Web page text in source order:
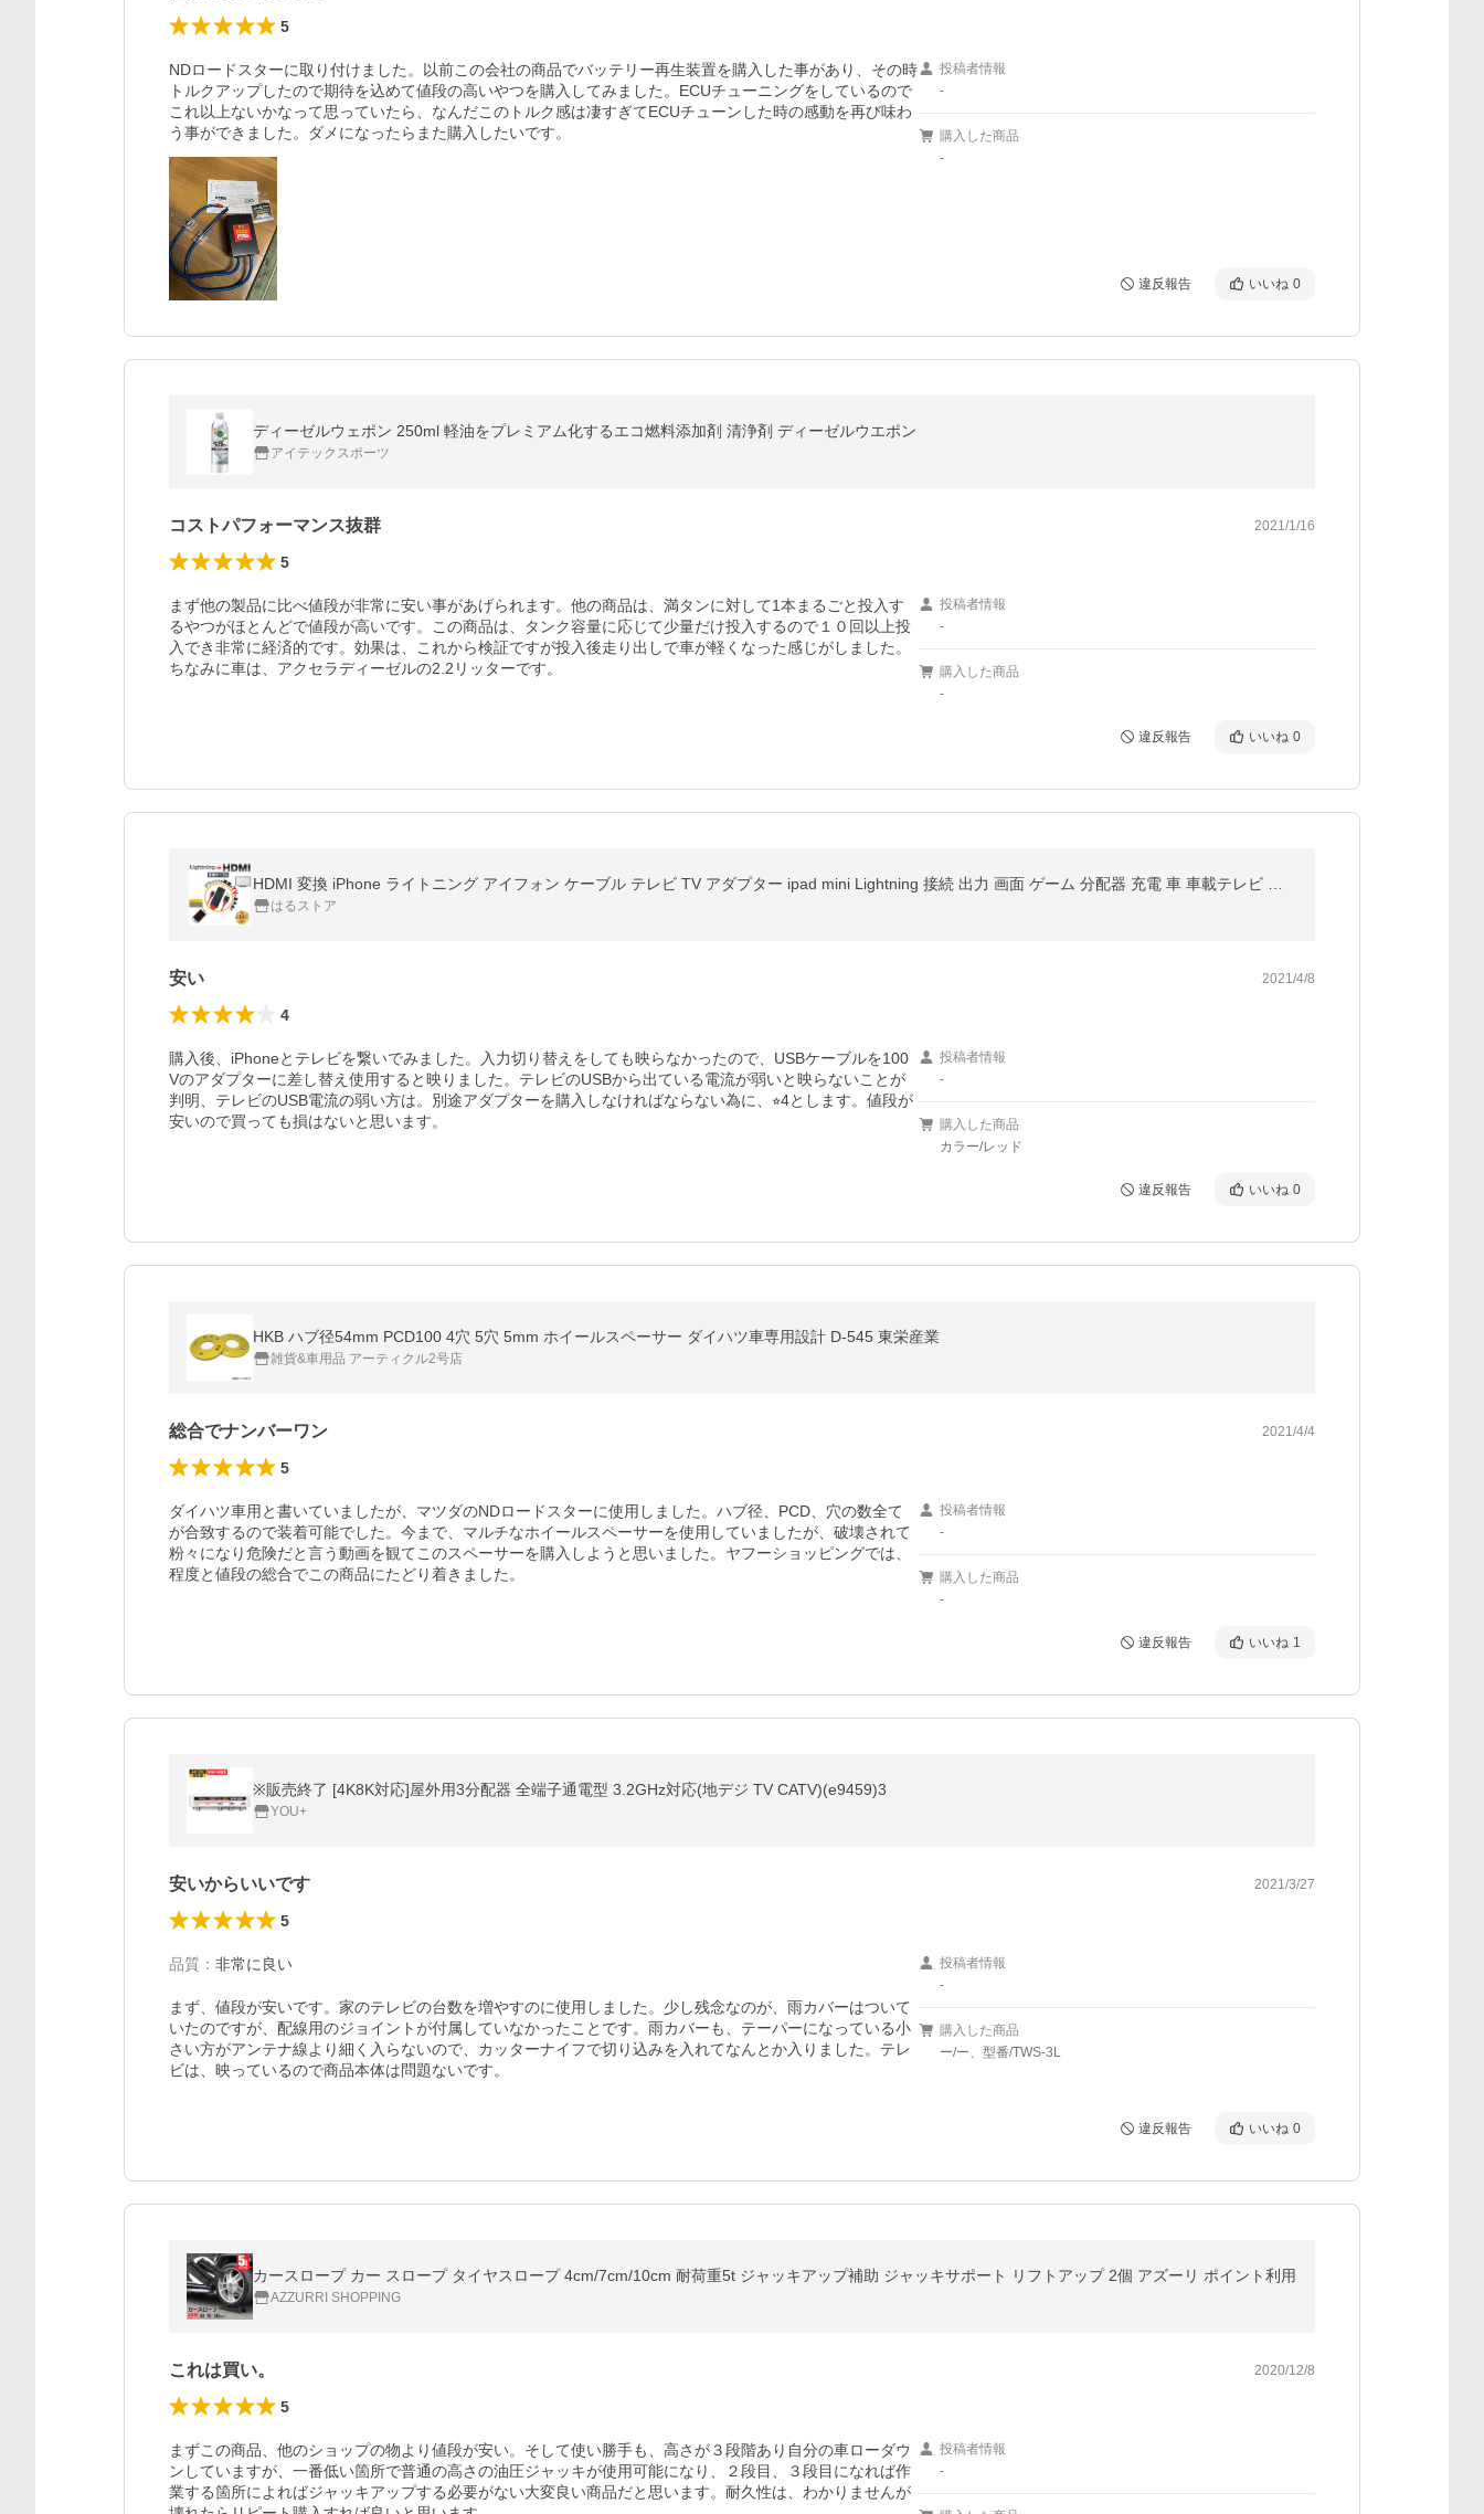
5
NDロードスターに取り付けました。以前この会社の商品でバッテリー再生装置を購入した事があり、その時
トルクアップしたので期待を込めて値段の高いやつを購入してみました。ECUチューニングをしているので
これ以上ないかなって思っていたら、なんだこのトルク感は凄すぎてECUチューンした時の感動を再び味わ
う事ができました。ダメになったらまた購入したいです。
投稿者情報
-
購入した商品
-
違反報告 いいね 0
ディーゼルウェポン 250ml 軽油をプレミアム化するエコ燃料添加剤 清浄剤 ディーゼルウエポン
アイテックスポーツ
コストパフォーマンス抜群 2021/1/16
5
まず他の製品に比べ値段が非常に安い事があげられます。他の商品は、満タンに対して1本まるごと投入す
るやつがほとんどで値段が高いです。この商品は、タンク容量に応じて少量だけ投入するので１０回以上投
入でき非常に経済的です。効果は、これから検証ですが投入後走り出しで車が軽くなった感じがしました。
ちなみに車は、アクセラディーゼルの2.2リッターです。
投稿者情報
-
購入した商品
-
違反報告 いいね 0
はるストア
安い 2021/4/8
4
購入後、iPhoneとテレビを繋いでみました。入力切り替えをしても映らなかったので、USBケーブルを100
Vのアダプターに差し替え使用すると映りました。テレビのUSBから出ている電流が弱いと映らないことが
判明、テレビのUSB電流の弱い方は。別途アダプターを購入しなければならない為に、⭐︎4とします。値段が
安いので買っても損はないと思います。
投稿者情報
-
購入した商品
カラー/レッド
違反報告 いいね 0
HKB ハブ径54mm PCD100 4穴 5穴 5mm ホイールスペーサー ダイハツ車専用設計 D-545 東栄産業
雑貨&車用品 アーティクル2号店
総合でナンバーワン 2021/4/4
5
ダイハツ車用と書いていましたが、マツダのNDロードスターに使用しました。ハブ径、PCD、穴の数全て
が合致するので装着可能でした。今まで、マルチなホイールスペーサーを使用していましたが、破壊されて
粉々になり危険だと言う動画を観てこのスペーサーを購入しようと思いました。ヤフーショッピングでは、
程度と値段の総合でこの商品にたどり着きました。
投稿者情報
-
購入した商品
-
違反報告 いいね 1
※販売終了 [4K8K対応]屋外用3分配器 全端子通電型 3.2GHz対応(地デジ TV CATV)(e9459)3
YOU+
安いからいいです 2021/3/27
5
品質 ： 非常に良い
まず、値段が安いです。家のテレビの台数を増やすのに使用しました。少し残念なのが、雨カバーはついて
いたのですが、配線用のジョイントが付属していなかったことです。雨カバーも、テーパーになっている小
さい方がアンテナ線より細く入らないので、カッターナイフで切り込みを入れてなんとか入りました。テレ
ビは、映っているので商品本体は問題ないです。
投稿者情報
-
購入した商品
ー/ー、型番/TWS-3L
違反報告 いいね 0
カースロープ カー スロープ タイヤスロープ 4cm/7cm/10cm 耐荷重5t ジャッキアップ補助 ジャッキサポート リフトアップ 2個 アズーリ ポイント利用
AZZURRI SHOPPING
これは買い。 2020/12/8
5
まずこの商品、他のショップの物より値段が安い。そして使い勝手も、高さが３段階あり自分の車ローダウ
ンしていますが、一番低い箇所で普通の高さの油圧ジャッキが使用可能になり、２段目、３段目になれば作
業する箇所によればジャッキアップする必要がない大変良い商品だと思います。耐久性は、わかりませんが
投稿者情報
-